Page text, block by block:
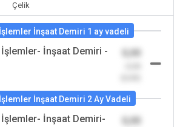
Çelik
İnşaat Demiri 1 ay vadeli
İnşaat Demiri -
0,00
İnşaat Demiri 2 Ay Vadeli
İnşaat Demiri-
0,00